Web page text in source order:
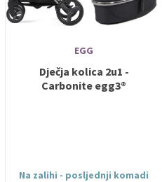
EGG
Dječja kolica 2u1 -
Carbonite egg3®
Na zalihi - posljednji komadi